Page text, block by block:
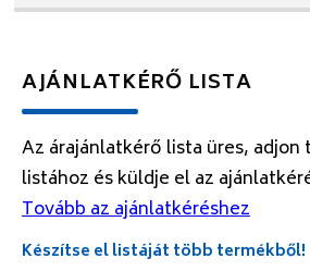
AJÁNLATKÉRŐ LISTA
Az árajánlatkérő lista üres,
listához és küldje el az
Tovább az ajánlatkéréshez
Készítse el listáját több termékből!